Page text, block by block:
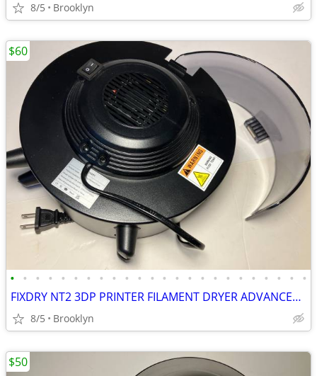
8/5 Brooklyn
• • • • • • • • • • • • • • • • • • • • • • • •
FIXDRY NT2 3DP PRINTER FILAMENT DRYER ADVANCED MOISTURE CONTROL SYSTEM
8/5 Brooklyn
$60
$50